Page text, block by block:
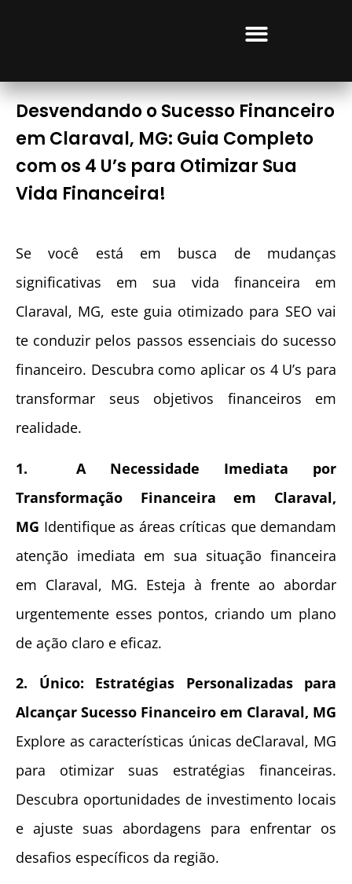
Desvendando o Sucesso Financeiro
em Claraval, MG: Guia Completo
com os 4 U’s para Otimizar Sua
Vida Financeira!
Se você está em busca de mudanças
significativas em sua vida financeira em
Claraval, MG, este guia otimizado para SEO vai
te conduzir pelos passos essenciais do sucesso
financeiro. Descubra como aplicar os 4 U’s para
transformar seus objetivos financeiros em
realidade.
1. A Necessidade Imediata por
Transformação Financeira em Claraval,
MG Identifique as áreas críticas que demandam
atenção imediata em sua situação financeira
em Claraval, MG. Esteja à frente ao abordar
urgentemente esses pontos, criando um plano
de ação claro e eficaz.
2. Único: Estratégias Personalizadas para
Alcançar Sucesso Financeiro em Claraval, MG
Explore as características únicas deClaraval, MG
para otimizar suas estratégias financeiras.
Descubra oportunidades de investimento locais
e ajuste suas abordagens para enfrentar os
desafios específicos da região.